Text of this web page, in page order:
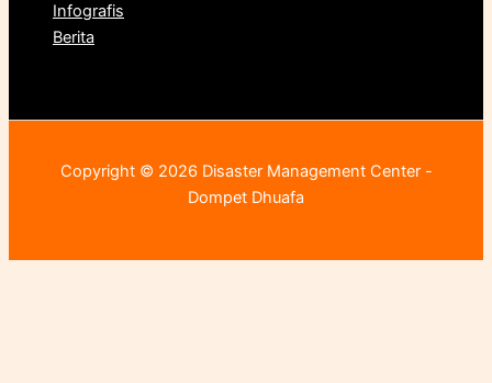
Infografis
Berita
Copyright © 2026 Disaster Management Center -
Dompet Dhuafa